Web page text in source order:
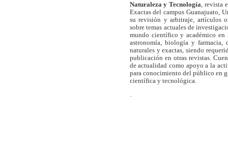
Naturaleza y Tecnología, revista
Exactas del campus Guanajuato,
su revisión y arbitraje, artículos
sobre temas actuales de
mundo científico y académico en
astronomía, biología y farmacia,
naturales y exactas, siendo
publicación en otras revistas.
de actualidad como apoyo a la
para conocimiento del público en
científica y tecnológica.
.